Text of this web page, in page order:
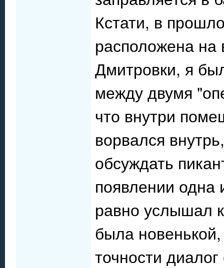
Кстати, в
расположена
Дмитровки, я
между двумя
что внутри
ворвался
обсуждать
появлении одна
равно услышал
была
точности